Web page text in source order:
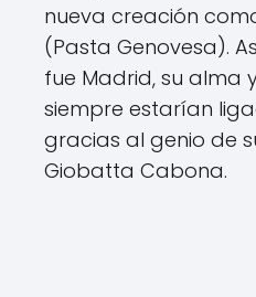
nueva creación
(Pasta Genovesa).
fue Madrid, su alma
siempre estarían
gracias al genio de
Giobatta Cabona.